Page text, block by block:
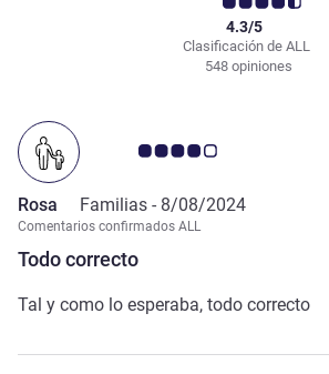
Clasificación de ALL
4.3/5
548 opiniones
Todo correcto
Nota de clientes de Avis 4.0/5
Rosa Familias - 8/08/2024
Comentarios confirmados ALL
Tal y como lo esperaba, todo correcto